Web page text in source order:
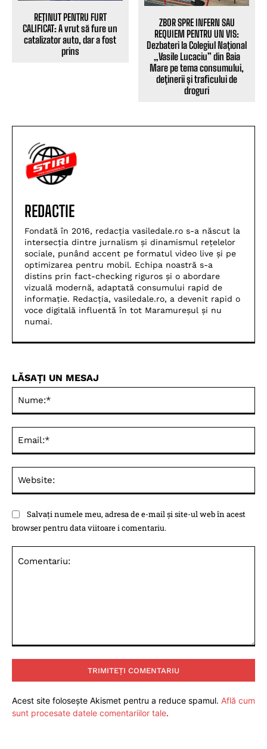
REŢINUT PENTRU FURT
CALIFICAT: A vrut să fure un
catalizator auto, dar a fost
prins
ZBOR SPRE INFERN SAU
REQUIEM PENTRU UN VIS:
Dezbateri la Colegiul Național
„Vasile Lucaciu” din Baia
Mare pe tema consumului,
deținerii și traficului de
droguri
REDACTIE
Fondată în 2016, redacția vasiledale.ro s-a născut la
intersecția dintre jurnalism și dinamismul rețelelor
sociale, punând accent pe formatul video live și pe
optimizarea pentru mobil. Echipa noastră s-a
distins prin fact-checking riguros și o abordare
vizuală modernă, adaptată consumului rapid de
informație. Redacția, vasiledale.ro, a devenit rapid o
voce digitală influentă în tot Maramureșul și nu
numai.
LĂSAȚI UN MESAJ
Salvați numele meu, adresa de e-mail și site-ul web în acest
browser pentru data viitoare i comentariu.
Acest site folosește Akismet pentru a reduce spamul. Află cum
sunt procesate datele comentariilor tale.